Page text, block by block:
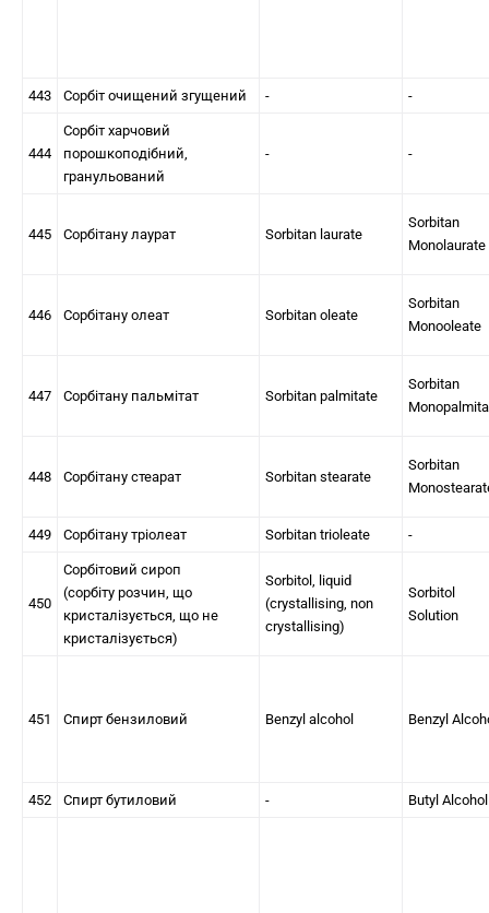
443 Сорбіт очищений згущений - -
444
Сорбіт харчовий
порошкоподібний,
гранульований
- -
445 Сорбітану лаурат Sorbitan laurate
Sorbitan
Monolaurate
446 Сорбітану олеат Sorbitan oleate
Sorbitan
Monooleate
447 Сорбітану пальмітат Sorbitan palmitate
Sorbitan
448 Сорбітану стеарат Sorbitan stearate
Sorbitan
449 Сорбітану тріолеат Sorbitan trioleate -
450
Сорбітовий сироп
(сорбіту розчин, що
кристалізується, що не
кристалізується)
Sorbitol, liquid
(crystallising, non
crystallising)
Sorbitol
Solution
451 Спирт бензиловий Benzyl alcohol Benzyl
452 Спирт бутиловий - Butyl Alcohol